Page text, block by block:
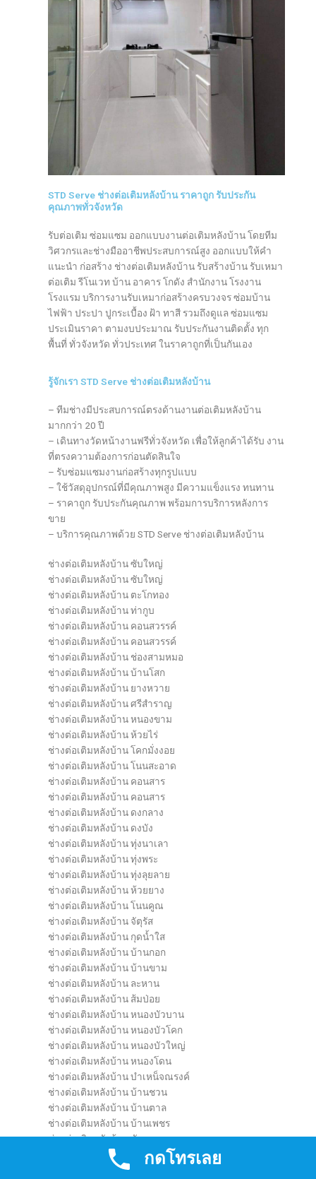
STD Serve ช่างต่อเติมหลังบ้าน ราคาถูก รับประกัน
คุณภาพทั่วจังหวัด
รับต่อเติม ซ่อมแซม ออกแบบงานต่อเติมหลังบ้าน โดยทีม
วิศวกรและช่างมืออาชีพประสบการณ์สูง ออกแบบให้คำ
แนะนำ ก่อสร้าง ช่างต่อเติมหลังบ้าน รับสร้างบ้าน รับเหมา
ต่อเติม รีโนเวท บ้าน อาคาร โกดัง สำนักงาน โรงงาน
โรงแรม บริการงานรับเหมาก่อสร้างครบวงจร ซ่อมบ้าน
ไฟฟ้า ประปา ปูกระเบื้อง ฝ้า ทาสี รวมถึงดูแล ซ่อมแซม
ประเมินราคา ตามงบประมาณ รับประกันงานติดตั้ง ทุก
พื้นที่ ทั่วจังหวัด ทั่วประเทศ ในราคาถูกที่เป็นกันเอง
รู้จักเรา STD Serve ช่างต่อเติมหลังบ้าน
– ทีมช่างมีประสบการณ์ตรงด้านงานต่อเติมหลังบ้าน
มากกว่า 20 ปี
– เดินทางวัดหน้างานฟรีทั่วจังหวัด เพื่อให้ลูกค้าได้รับ งาน
ที่ตรงความต้องการก่อนตัดสินใจ
– รับซ่อมแซมงานก่อสร้างทุกรูปแบบ
– ใช้วัสดุอุปกรณ์ที่มีคุณภาพสูง มีความแข็งแรง ทนทาน
– ราคาถูก รับประกันคุณภาพ พร้อมการบริการหลังการ
ขาย
– บริการคุณภาพด้วย STD Serve ช่างต่อเติมหลังบ้าน
ช่างต่อเติมหลังบ้าน ซับใหญ่
ช่างต่อเติมหลังบ้าน ซับใหญ่
ช่างต่อเติมหลังบ้าน ตะโกทอง
ช่างต่อเติมหลังบ้าน ท่ากูบ
ช่างต่อเติมหลังบ้าน คอนสวรรค์
ช่างต่อเติมหลังบ้าน คอนสวรรค์
ช่างต่อเติมหลังบ้าน ช่องสามหมอ
ช่างต่อเติมหลังบ้าน บ้านโสก
ช่างต่อเติมหลังบ้าน ยางหวาย
ช่างต่อเติมหลังบ้าน ศรีสำราญ
ช่างต่อเติมหลังบ้าน หนองขาม
ช่างต่อเติมหลังบ้าน ห้วยไร่
ช่างต่อเติมหลังบ้าน โคกมั่งงอย
ช่างต่อเติมหลังบ้าน โนนสะอาด
ช่างต่อเติมหลังบ้าน คอนสาร
ช่างต่อเติมหลังบ้าน คอนสาร
ช่างต่อเติมหลังบ้าน ดงกลาง
ช่างต่อเติมหลังบ้าน ดงบัง
ช่างต่อเติมหลังบ้าน ทุ่งนาเลา
ช่างต่อเติมหลังบ้าน ทุ่งพระ
ช่างต่อเติมหลังบ้าน ทุ่งลุยลาย
ช่างต่อเติมหลังบ้าน ห้วยยาง
ช่างต่อเติมหลังบ้าน โนนคูณ
ช่างต่อเติมหลังบ้าน จัตุรัส
ช่างต่อเติมหลังบ้าน กุดน้ำใส
ช่างต่อเติมหลังบ้าน บ้านกอก
ช่างต่อเติมหลังบ้าน บ้านขาม
ช่างต่อเติมหลังบ้าน ละหาน
ช่างต่อเติมหลังบ้าน ส้มป่อย
ช่างต่อเติมหลังบ้าน หนองบัวบาน
ช่างต่อเติมหลังบ้าน หนองบัวโคก
ช่างต่อเติมหลังบ้าน หนองบัวใหญ่
ช่างต่อเติมหลังบ้าน หนองโดน
ช่างต่อเติมหลังบ้าน บำเหน็จณรงค์
ช่างต่อเติมหลังบ้าน บ้านชวน
ช่างต่อเติมหลังบ้าน บ้านตาล
ช่างต่อเติมหลังบ้าน บ้านเพชร
ช่างต่อเติมหลังบ้าน หัวทะเล
ช่างต่อเติมหลังบ้าน เกาะมะนาว
ช่างต่อเติมหลังบ้าน โคกเพชรพัฒนา
กดโทรเลย